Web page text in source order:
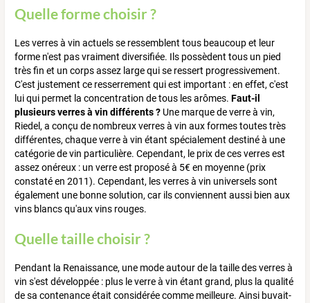
Quelle forme choisir ?
Les verres à vin actuels se ressemblent tous beaucoup et leur
forme n'est pas vraiment diversifiée. Ils possèdent tous un pied
très fin et un corps assez large qui se ressert progressivement.
C'est justement ce resserrement qui est important : en effet, c'est
lui qui permet la concentration de tous les arômes. Faut-il
plusieurs verres à vin différents ? Une marque de verre à vin,
Riedel, a conçu de nombreux verres à vin aux formes toutes très
différentes, chaque verre à vin étant spécialement destiné à une
catégorie de vin particulière. Cependant, le prix de ces verres est
assez onéreux : un verre est proposé à 5€ en moyenne (prix
constaté en 2011). Cependant, les verres à vin universels sont
également une bonne solution, car ils conviennent aussi bien aux
vins blancs qu'aux vins rouges.
Quelle taille choisir ?
Pendant la Renaissance, une mode autour de la taille des verres à
vin s'est développée : plus le verre à vin étant grand, plus la qualité
de sa contenance était considérée comme meilleure. Ainsi buvait-